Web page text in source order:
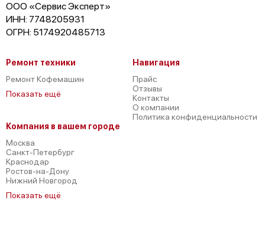
ООО «Сервис Эксперт»
ИНН: 7748205931
ОГРН: 5174920485713
Ремонт техники
Ремонт Кофемашин
Показать ещё
Компания в вашем городе
Москва
Санкт-Петербург
Краснодар
Ростов-на-Дону
Нижний Новгород
Показать ещё
Навигация
Прайс
Отзывы
Контакты
О компании
Политика конфиденциальности